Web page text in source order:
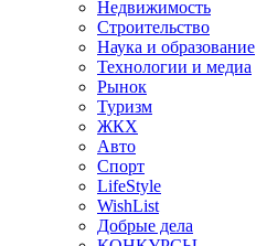
Недвижимость
Строительство
Наука и образование
Технологии и медиа
Рынок
Туризм
ЖКХ
Авто
Спорт
LifeStyle
WishList
Добрые дела